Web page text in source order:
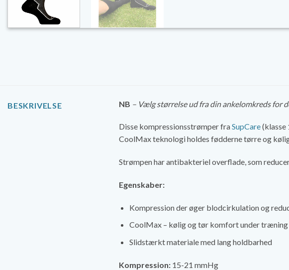
BESKRIVELSE NB – Vælg størrelse ud fra din ankelomkreds for
Disse kompressionsstrømper fraSupCare(klasse
CoolMax teknologi holdes fødderne tørre og
Strømpen har antibakteriel overflade, som
Egenskaber:
Kompression der øger blodcirkulation og
CoolMax – kølig og tør komfort under træning
Slidstærkt materiale med lang holdbarhed
Kompression: 15-21 mmHg